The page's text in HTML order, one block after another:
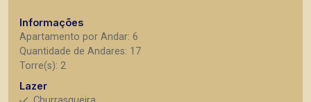
Informações
Apartamento por Andar: 6
Quantidade de Andares: 17
Torre(s): 2
Lazer